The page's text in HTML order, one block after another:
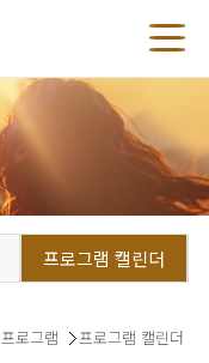
프로그램 캘린더
프로그램 프로그램 캘린더